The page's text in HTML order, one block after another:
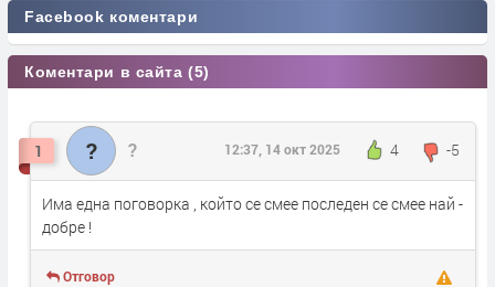
Facebook коментари
Коментари в сайта (5)
1 ? ? 4 -5
12:37, 14 окт 2025
Има една поговорка , който се смее последен се смее най -
добре !
Отговор